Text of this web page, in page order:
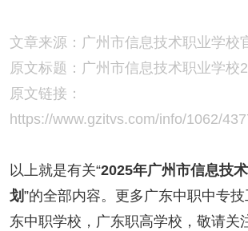
文章来源：广州市信息技术职业学校
原文标题：广州市信息技术职业学校
原文链接：
https://www.gzitvs.com/info/1062/
以上就是有关“2025年广州市信息技
划 ”的全部内容。更多广东中职中专
东中职学校，广东职高学校，敬请关